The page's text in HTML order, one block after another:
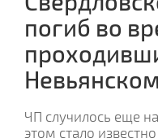
погиб во
ЧП случилось еще
этом стало